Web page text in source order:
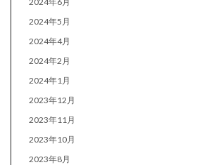
2024年5月
2024年4月
2024年2月
2024年1月
2023年12月
2023年11月
2023年10月
2023年8月